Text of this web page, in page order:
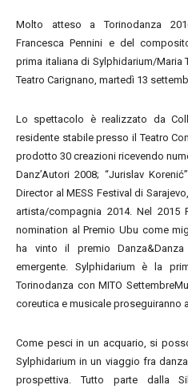
Molto atteso a Torinodanza
Francesca Pennini e del
prima italiana di Sylphidarium/Maria
Teatro Carignano, martedì 13
Lo spettacolo è realizzato da
residente stabile presso il Teatro
prodotto 30 creazioni ricevendo
Danz’Autori 2008; “Jurislav
Director al MESS Festival di
artista/compagnia 2014. Nel 2015
nomination al Premio Ubu come
ha vinto il premio
emergente. Sylphidarium è la
Torinodanza con MITO
coreutica e musicale proseguiranno
Come pesci in un acquario, si
Sylphidarium in un viaggio fra
prospettiva. Tutto parte dalla